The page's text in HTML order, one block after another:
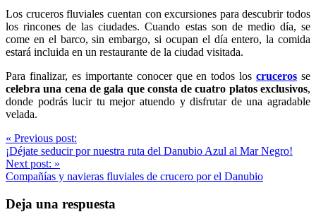
Los cruceros fluviales cuentan con excursiones para descubrir todos
los rincones de las ciudades. Cuando estas son de medio día, se
come en el barco, sin embargo, si ocupan el día entero, la comida
estará incluida en un restaurante de la ciudad visitada.
Para finalizar, es importante conocer que en todos loscruceros se
celebra una cena de gala que consta de cuatro platos exclusivos,
donde podrás lucir tu mejor atuendo y disfrutar de una agradable
velada.
Post
navigation
« Previous post:
¡Déjate seducir por nuestra ruta del Danubio Azul al Mar Negro!
Next post: »
Compañías y navieras fluviales de crucero por el Danubio
Deja una respuesta